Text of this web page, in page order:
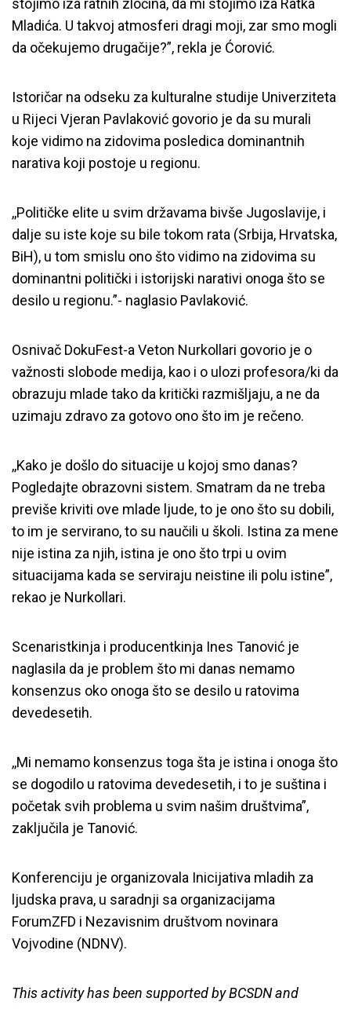
Otvorena regionalna konferencija
stojimo iza ratnih zločina, da mi stojimo iza Ratka
Mladića. U takvoj atmosferi dragi moji, zar smo mogli
da očekujemo drugačije?”, rekla je Ćorović.
Istoričar na odseku za kulturalne studije Univerziteta
u Rijeci Vjeran Pavlaković govorio je da su murali
koje vidimo na zidovima posledica dominantnih
narativa koji postoje u regionu.
,,Političke elite u svim državama bivše Jugoslavije, i
dalje su iste koje su bile tokom rata (Srbija, Hrvatska,
BiH), u tom smislu ono što vidimo na zidovima su
dominantni politički i istorijski narativi onoga što se
desilo u regionu.”- naglasio Pavlaković.
Osnivač DokuFest-a Veton Nurkollari govorio je o
važnosti slobode medija, kao i o ulozi profesora/ki da
obrazuju mlade tako da kritički razmišljaju, a ne da
uzimaju zdravo za gotovo ono što im je rečeno.
,,Kako je došlo do situacije u kojoj smo danas?
Pogledajte obrazovni sistem. Smatram da ne treba
previše kriviti ove mlade ljude, to je ono što su dobili,
to im je servirano, to su naučili u školi. Istina za mene
nije istina za njih, istina je ono što trpi u ovim
situacijama kada se serviraju neistine ili polu istine”,
rekao je Nurkollari.
Scenaristkinja i producentkinja Ines Tanović je
naglasila da je problem što mi danas nemamo
konsenzus oko onoga što se desilo u ratovima
devedesetih.
,,Mi nemamo konsenzus toga šta je istina i onoga što
se dogodilo u ratovima devedesetih, i to je suština i
početak svih problema u svim našim društvima”,
zaključila je Tanović.
Konferenciju je organizovala Inicijativa mladih za
ljudska prava, u saradnji sa organizacijama
ForumZFD i Nezavisnim društvom novinara
Vojvodine (NDNV).
This activity has been supported by BCSDN and